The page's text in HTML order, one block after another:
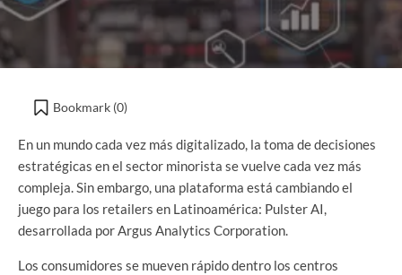
Bookmark (0)
En un mundo cada vez más digitalizado, la toma de decisiones
estratégicas en el sector minorista se vuelve cada vez más
compleja. Sin embargo, una plataforma está cambiando el
juego para los retailers en Latinoamérica: Pulster AI,
desarrollada por Argus Analytics Corporation.
Los consumidores se mueven rápido dentro los centros